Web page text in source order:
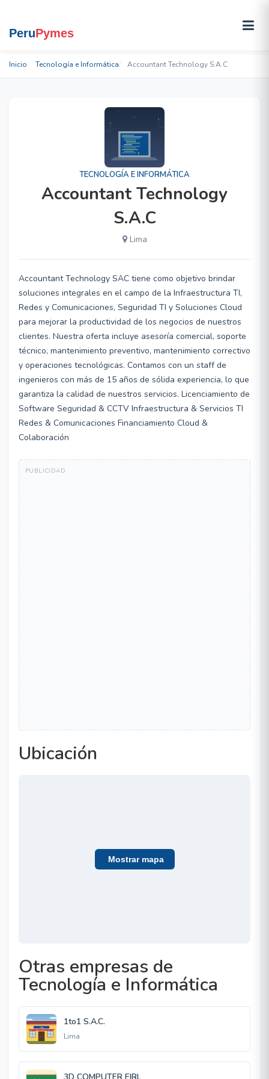
Inicio Tecnología e Informática Accountant Technology S.A.C
TECNOLOGÍA E INFORMÁTICA
Accountant Technology
S.A.C
Lima
Accountant Technology SAC tiene como objetivo brindar
soluciones integrales en el campo de la Infraestructura TI,
Redes y Comunicaciones, Seguridad TI y Soluciones Cloud
para mejorar la productividad de los negocios de nuestros
clientes. Nuestra oferta incluye asesoría comercial, soporte
técnico, mantenimiento preventivo, mantenimiento correctivo
y operaciones tecnológicas. Contamos con un staff de
ingenieros con más de 15 años de sólida experiencia, lo que
garantiza la calidad de nuestros servicios. Licenciamiento de
Software Seguridad & CCTV Infraestructura & Servicios TI
Redes & Comunicaciones Financiamiento Cloud &
Colaboración
Ubicación
Mostrar mapa
Otras empresas de
Tecnología e Informática
1to1 S.A.C.
Lima